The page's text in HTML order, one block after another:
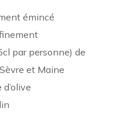
émincé
par personne) de
et Maine